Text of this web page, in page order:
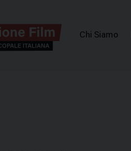
Menu
Chi Siamo